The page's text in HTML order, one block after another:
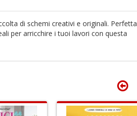
di schemi creativi e originali. Perfetta
per arricchire i tuoi lavori con questa